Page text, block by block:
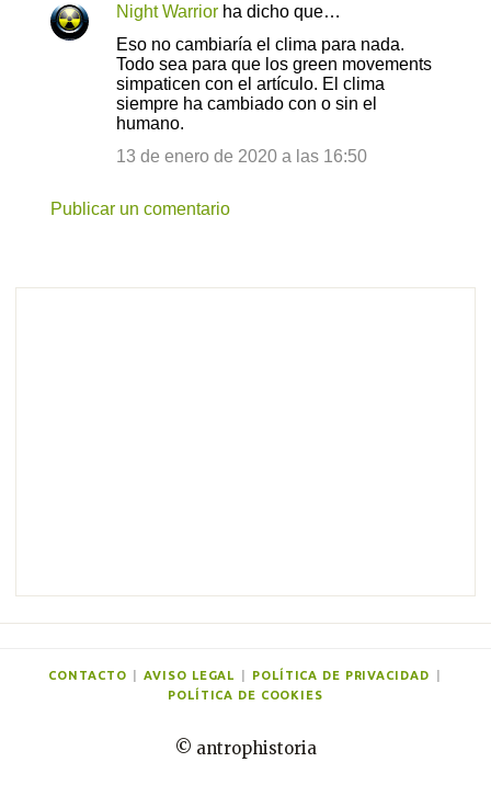
C
a
Night Warrior ha dicho que…
Eso no cambiaría el clima para nada.
Todo sea para que los green movements
simpaticen con el artículo. El clima
siempre ha cambiado con o sin el
humano.
13 de enero de 2020 a las 16:50
Publicar un comentario
© antrophistoria
CONTACTO AVISO LEGAL POLÍTICA DE PRIVACIDAD
POLÍTICA DE COOKIES